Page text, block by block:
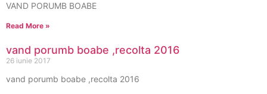
VAND PORUMB BOABE
Read More »
vand porumb boabe ,recolta 2016
26 iunie 2017
vand porumb boabe ,recolta 2016